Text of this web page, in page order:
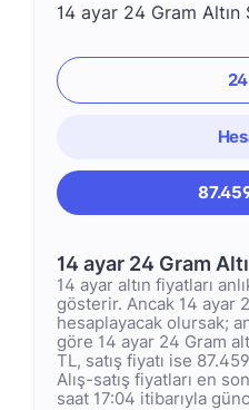
14 ayar 24 Gram Altın
14 ayar 24 Gram
14 ayar altın fiyatları
gösterir. Ancak 14 ayar
hesaplayacak olursak;
göre 14 ayar 24 Gram
TL, satış fiyatı ise
Alış-satış fiyatları en
saat 17:04 itibarıyla